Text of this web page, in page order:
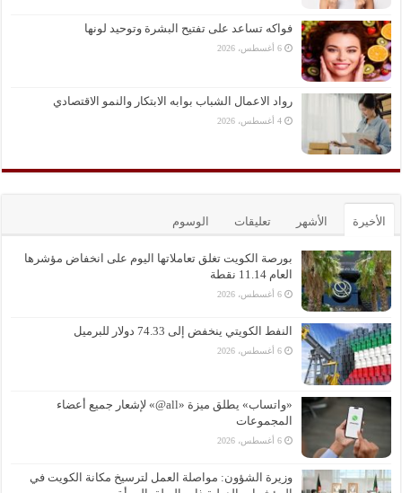
فواكه تساعد على تفتيح البشرة وتوحيد لونها
6 أغسطس، 2026
رواد الاعمال الشباب بوابه الابتكار والنمو الاقتصادي
4 أغسطس، 2026
الأخيرة الأشهر تعليقات الوسوم
بورصة الكويت تغلق تعاملاتها اليوم على انخفاض مؤشرها
العام 11.14 نقطة
6 أغسطس، 2026
النفط الكويتي ينخفض إلى 74.33 دولار للبرميل
6 أغسطس، 2026
«واتساب» يطلق ميزة «all@» لإشعار جميع أعضاء
المجموعات
6 أغسطس، 2026
وزيرة الشؤون: مواصلة العمل لترسيخ مكانة الكويت في